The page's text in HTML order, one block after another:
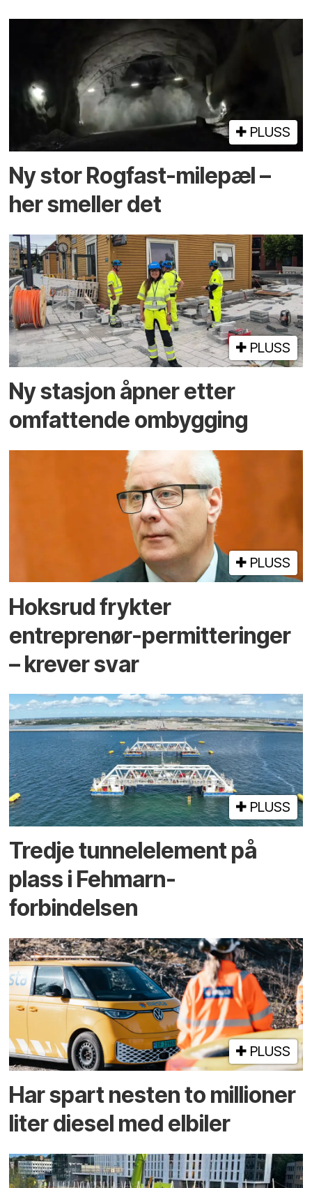
PLUSS
Ny stor Rogfast-milepæl –
her smeller det
PLUSS
Ny stasjon åpner etter
omfattende ombygging
PLUSS
Hoksrud frykter
entreprenør-permitteringer
– krever svar
PLUSS
Tredje tunnel­element på
plass i Fehmarn-
forbindelsen
PLUSS
Har spart nesten to millioner
liter diesel med elbiler